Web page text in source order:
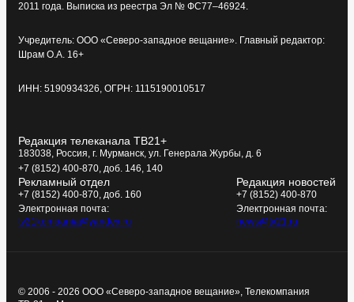
2011 года. Выписка из реестра Эл № ФС77–46924.
Учредитель: ООО «Северо-западное вещание». Главный редактор:
Шрам О.А. 16+
ИНН: 5190934326, ОГРН: 1115190010517
Редакция телеканала ТВ21+
183038, Россия, г. Мурманск, ул. Генерала Журбы, д. 6
+7 (8152) 400-870, доб. 146, 140
Рекламный отдел
+7 (8152) 400-870, доб. 160
Электронная почта:
tv21kompania@yandex.ru
Редакция новостей
+7 (8152) 400-870
Электронная почта:
news@tv21.ru
© 2006 - 2026 ООО «Северо-западное вещание», Телекомпания